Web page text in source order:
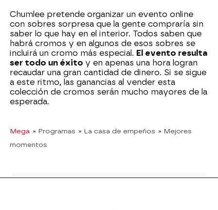
Chumlee pretende organizar un evento online
con sobres sorpresa que la gente compraría sin
saber lo que hay en el interior. Todos saben que
habrá cromos y en algunos de esos sobres se
incluirá un cromo más especial. El evento resulta
ser todo un éxito y en apenas una hora logran
recaudar una gran cantidad de dinero. Si se sigue
a este ritmo, las ganancias al vender esta
colección de cromos serán mucho mayores de la
esperada.
Mega » Programas » La casa de empeños » Mejores
momentos